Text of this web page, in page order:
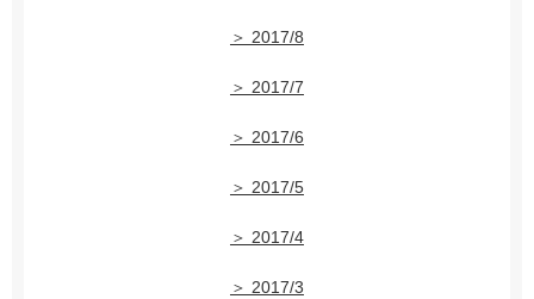
＞ 2017/8
＞ 2017/7
＞ 2017/6
＞ 2017/5
＞ 2017/4
＞ 2017/3